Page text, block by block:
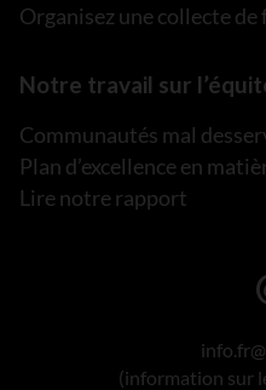
Organisez une collecte de
Notre travail sur
Communautés mal
Plan d’excellence en
Lire notre rapport
(information sur